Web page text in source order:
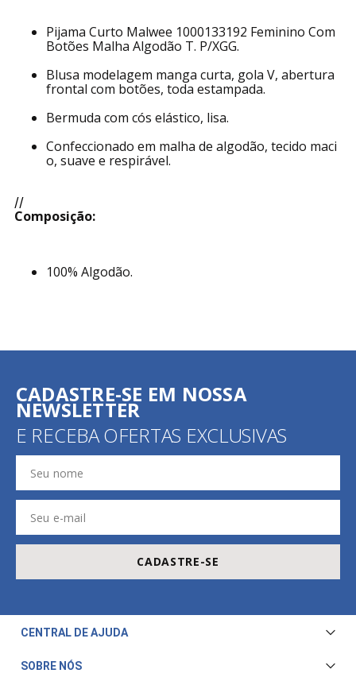
Pijama Curto Malwee 1000133192 Feminino Com
Botões Malha Algodão T. P/XGG.
Blusa modelagem manga curta, gola V, abertura
frontal com botões, toda estampada.
Bermuda com cós elástico, lisa.
Confeccionado em malha de algodão, tecido maci
o, suave e respirável.
//
Composição:
100% Algodão.
CADASTRE-SE EM NOSSA
NEWSLETTER
E RECEBA OFERTAS EXCLUSIVAS
CADASTRE-SE
CENTRAL DE AJUDA
Central de Atendimento
SOBRE NÓS